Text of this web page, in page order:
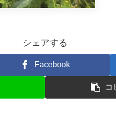
シェアする
Facebook
コ